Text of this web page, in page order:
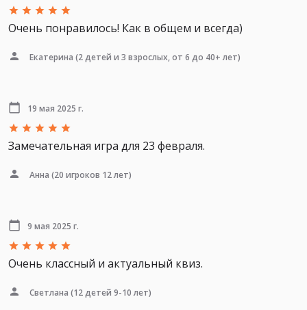
Очень понравилось! Как в общем и всегда)
Екатерина (2 детей и 3 взрослых, от 6 до 40+ лет)
19 мая 2025 г.
Замечательная игра для 23 февраля.
Анна (20 игроков 12 лет)
9 мая 2025 г.
Очень классный и актуальный квиз.
Светлана (12 детей 9-10 лет)